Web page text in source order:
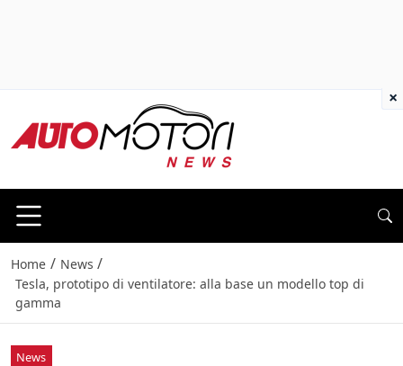
Home / News /
Tesla, prototipo di ventilatore: alla base un modello top di
gamma
News
×